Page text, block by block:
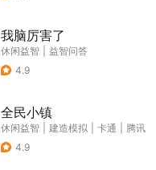
我脑厉害了
休闲益智
益智问答
4.9
全民小镇
休闲益智 建造模拟 卡通
腾讯
4.9